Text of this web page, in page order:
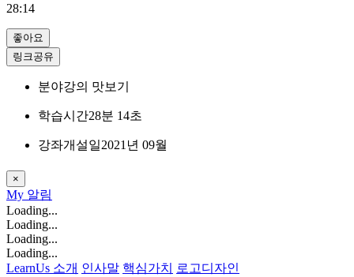
28:14
좋아요
링크공유
분야강의 맛보기
학습시간28분 14초
강좌개설일2021년 09월
×
My 알림
Loading...
Loading...
Loading...
Loading...
LearnUs 소개 인사말 핵심가치
로고디자인